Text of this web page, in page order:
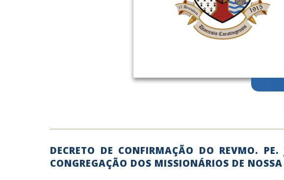
DECRETO DE CONFIRMAÇÃO DO REVMO.
CONGREGAÇÃO DOS MISSIONÁRIOS DE